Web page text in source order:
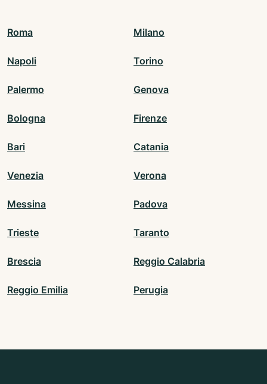
Roma Milano
Napoli Torino
Palermo Genova
Bologna Firenze
Bari Catania
Venezia Verona
Messina Padova
Trieste Taranto
Brescia Reggio Calabria
Reggio Emilia Perugia